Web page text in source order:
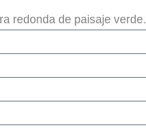
redonda de paisaje verde.